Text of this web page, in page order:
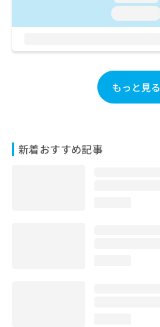
もっと見る
新着おすすめ記事